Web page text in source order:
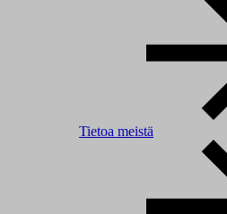
Tietoa meistä